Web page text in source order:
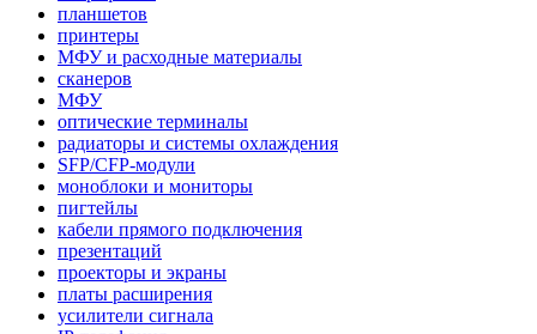
планшетов
принтеры
МФУ и расходные материалы
сканеров
МФУ
оптические терминалы
радиаторы и системы охлаждения
SFP/CFP-модули
моноблоки и мониторы
пигтейлы
кабели прямого подключения
презентаций
проекторы и экраны
платы расширения
усилители сигнала